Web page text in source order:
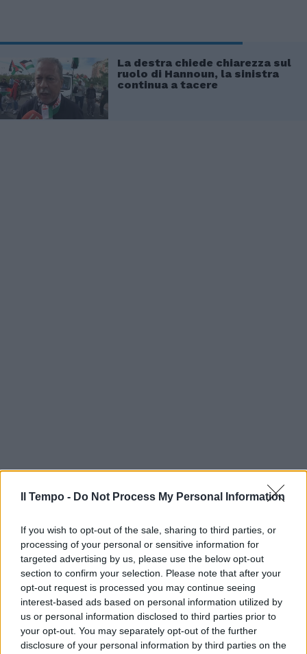
Il Tempo - Do Not Process My Personal Information
If you wish to opt-out of the sale, sharing to third parties, or
processing of your personal or sensitive information for
targeted advertising by us, please use the below opt-out
section to confirm your selection. Please note that after your
opt-out request is processed you may continue seeing
interest-based ads based on personal information utilized by
us or personal information disclosed to third parties prior to
your opt-out. You may separately opt-out of the further
disclosure of your personal information by third parties on the
La destra chiede chiarezza sul
ruolo di Hannoun, la sinistra
continua a tacere